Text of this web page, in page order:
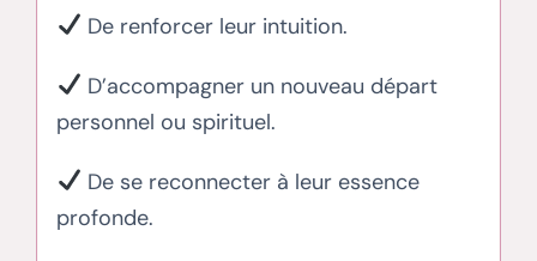
De renforcer leur intuition.
D’accompagner un nouveau départ
personnel ou spirituel.
De se reconnecter à leur essence
profonde.